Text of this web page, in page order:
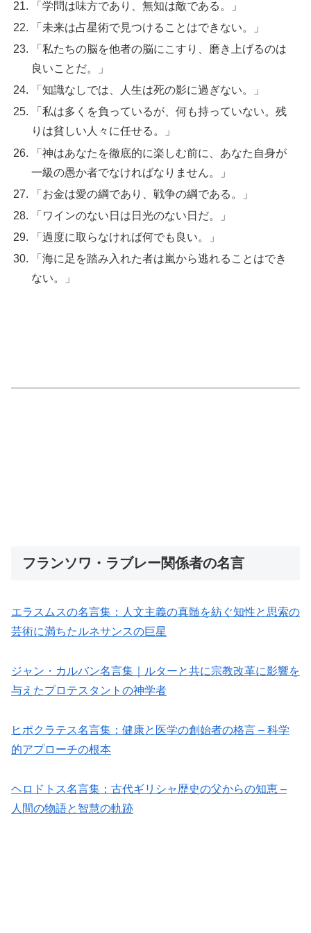
「学問は味方であり、無知は敵である。」
「未来は占星術で見つけることはできない。」
「私たちの脳を他者の脳にこすり、磨き上げるのは
良いことだ。」
「知識なしでは、人生は死の影に過ぎない。」
「私は多くを負っているが、何も持っていない。残
りは貧しい人々に任せる。」
「神はあなたを徹底的に楽しむ前に、あなた自身が
一級の愚か者でなければなりません。」
「お金は愛の綱であり、戦争の綱である。」
「ワインのない日は日光のない日だ。」
「過度に取らなければ何でも良い。」
「海に足を踏み入れた者は嵐から逃れることはでき
ない。」
フランソワ・ラブレー関係者の名言
エラスムスの名言集：人文主義の真髄を紡ぐ知性と思索の
芸術に満ちたルネサンスの巨星
ジャン・カルバン名言集｜ルターと共に宗教改革に影響を
与えたプロテスタントの神学者
ヒポクラテス名言集：健康と医学の創始者の格言 – 科学
的アプローチの根本
ヘロドトス名言集：古代ギリシャ歴史の父からの知恵 –
人間の物語と智慧の軌跡